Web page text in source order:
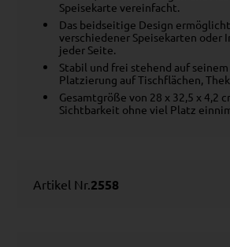
Speisekarte vereinfacht.
Das beidseitige Design
verschiedener Speisekarten oder
jeder Seite.
Stabil und frei stehend auf
Platzierung auf Tischflächen,
Gesamtgröße von 28 x 32,5 x 4,2
Sichtbarkeit ohne viel Platz
Artikel Nr.2558